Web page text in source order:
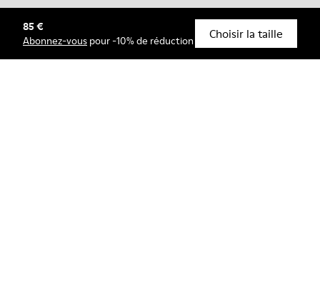
85 €
Abonnez-vous pour -10% de réduction Choisir la taille
© Camper, 2026